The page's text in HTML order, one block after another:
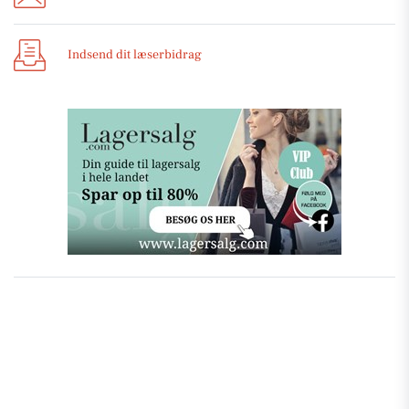
Indsend dit læserbidrag